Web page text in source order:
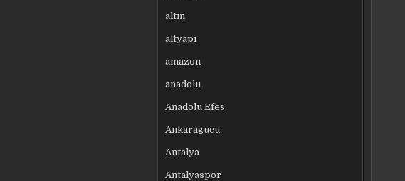
altın
altyapı
amazon
anadolu
Anadolu Efes
Ankaragücü
Antalya
Antalyaspor